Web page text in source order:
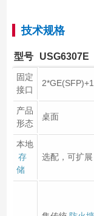
技术规格
型号 USG6307E
固定
接口
产品
形态
桌面
本地
存
储
选配，可扩